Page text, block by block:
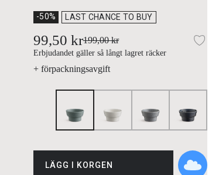
-50% LAST CHANCE TO BUY
99,50 kr199,00 kr
Erbjudandet gäller så långt lagret räcker
+ förpackningsavgift
LÄGG I KORGEN